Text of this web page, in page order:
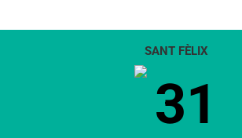
SANT FÈLIX
31